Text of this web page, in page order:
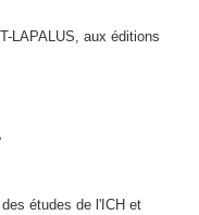
LAPALUS, aux éditions
études de l'ICH et